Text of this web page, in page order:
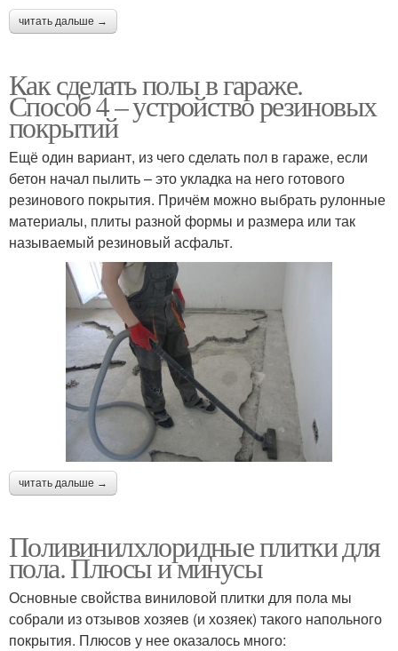
Покрытие для балкона
Покрытие вместо
ламината
Покрытие для гаража
Покрытие для
спортзала
Покрытие для
площадок
Травмобезопасные
покрытия
площадок
Бесшовные покрытия
читать дальше →
Как сделать полы в гараже.
Способ 4 – устройство резиновых
покрытий
Ещё один вариант, из чего сделать пол в гараже, если
бетон начал пылить – это укладка на него готового
резинового покрытия. Причём можно выбрать рулонные
материалы, плиты разной формы и размера или так
называемый резиновый асфальт.
читать дальше →
Поливинилхлоридные плитки для
пола. Плюсы и минусы
Основные свойства виниловой плитки для пола мы
собрали из отзывов хозяев (и хозяек) такого напольного
покрытия. Плюсов у нее оказалось много: